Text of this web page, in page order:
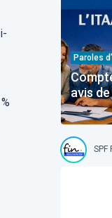
%
Paroles
avis
des
SPF